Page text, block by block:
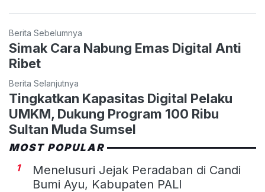
Berita Sebelumnya
Simak Cara Nabung Emas Digital Anti
Ribet
Berita Selanjutnya
Tingkatkan Kapasitas Digital Pelaku
UMKM, Dukung Program 100 Ribu
Sultan Muda Sumsel
MOST POPULAR
1
Menelusuri Jejak Peradaban di Candi
Bumi Ayu, Kabupaten PALI